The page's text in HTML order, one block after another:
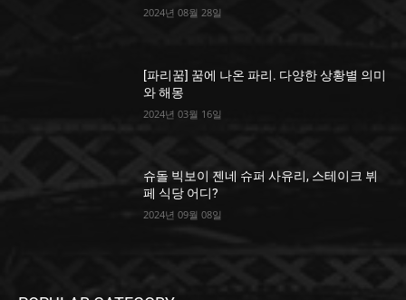
2024년 08월 28일
[파리꿈] 꿈에 나온 파리. 다양한 상황별 의미
와 해몽
2024년 03월 16일
슈돌 빅보이 젠네 슈퍼 사유리, 스테이크 뷔
페 식당 어디?
2024년 09월 08일